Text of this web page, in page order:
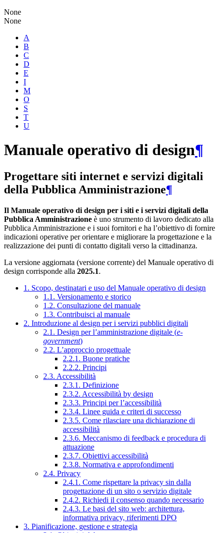
None
None
A
B
C
D
E
I
M
O
S
T
U
Manuale operativo di design¶
Progettare siti internet e servizi digitali
della Pubblica Amministrazione¶
Il Manuale operativo di design per i siti e i servizi digitali della
Pubblica Amministrazione è uno strumento di lavoro dedicato alla
Pubblica Amministrazione e i suoi fornitori e ha l’obiettivo di fornire
indicazioni operative per orientare e migliorare la progettazione e la
realizzazione dei punti di contatto digitali verso la cittadinanza.
La versione aggiornata (versione corrente) del Manuale operativo di
design corrisponde alla 2025.1.
1. Scopo, destinatari e uso del Manuale operativo di design
1.1. Versionamento e storico
1.2. Consultazione del manuale
1.3. Contribuisci al manuale
2. Introduzione al design per i servizi pubblici digitali
2.1. Design per l’amministrazione digitale (e-
government)
2.2. L’approccio progettuale
2.2.1. Buone pratiche
2.2.2. Principi
2.3. Accessibilità
2.3.1. Definizione
2.3.2. Accessibilità by design
2.3.3. Principi per l’accessibilità
2.3.4. Linee guida e criteri di successo
2.3.5. Come rilasciare una dichiarazione di
accessibilità
2.3.6. Meccanismo di feedback e procedura di
attuazione
2.3.7. Obiettivi accessibilità
2.3.8. Normativa e approfondimenti
2.4. Privacy
2.4.1. Come rispettare la privacy sin dalla
progettazione di un sito o servizio digitale
2.4.2. Richiedi il consenso quando necessario
2.4.3. Le basi del sito web: architettura,
informativa privacy, riferimenti DPO
3. Pianificazione, gestione e strategia